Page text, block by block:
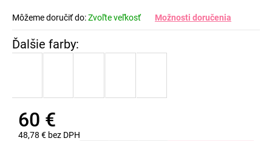
Môžeme doručiť do:Zvoľte veľkosť Možnosti doručenia
60 €
48,78 € bez DPH